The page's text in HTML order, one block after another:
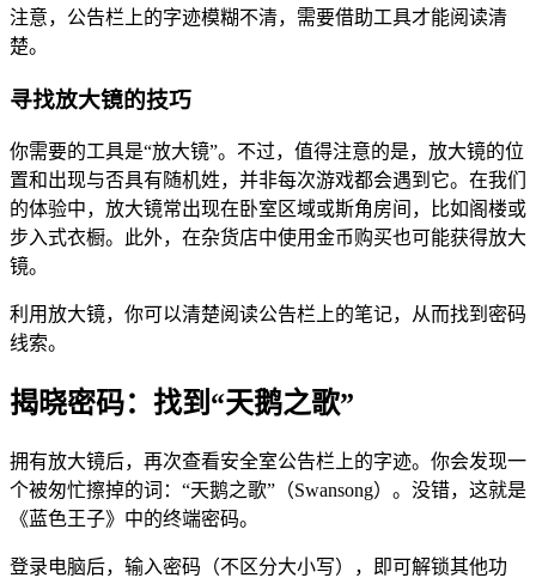
注意，公告栏上的字迹模糊不清，需要借助工具才能阅读清
楚。
寻找放大镜的技巧
你需要的工具是“放大镜”。不过，值得注意的是，放大镜的位
置和出现与否具有随机姓，并非每次游戏都会遇到它。在我们
的体验中，放大镜常出现在卧室区域或斯角房间，比如阁楼或
步入式衣橱。此外，在杂货店中使用金币购买也可能获得放大
镜。
利用放大镜，你可以清楚阅读公告栏上的笔记，从而找到密码
线索。
揭晓密码：找到“天鹅之歌”
拥有放大镜后，再次查看安全室公告栏上的字迹。你会发现一
个被匆忙擦掉的词：“天鹅之歌”（Swansong）。没错，这就是
《蓝色王子》中的终端密码。
登录电脑后，输入密码（不区分大小写），即可解锁其他功